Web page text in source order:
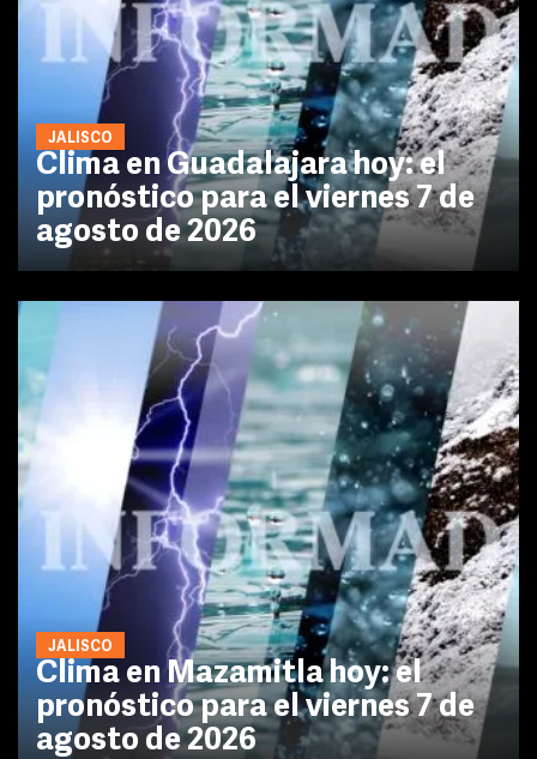
JALISCO
Clima en Guadalajara hoy: el
pronóstico para el viernes 7 de
agosto de 2026
JALISCO
Clima en Mazamitla hoy: el
pronóstico para el viernes 7 de
agosto de 2026